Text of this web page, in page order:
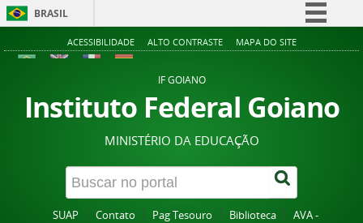
BRASIL
Simplifique!
Acesso à informação
Legislação
Canais
ACESSIBILIDADE ALTO CONTRASTE MAPA DO SITE
IF GOIANO
Instituto Federal Goiano
MINISTÉRIO DA EDUCAÇÃO
SUAP Contato Pag Tesouro Biblioteca
AVA -